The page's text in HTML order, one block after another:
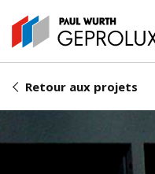
Retour aux projets